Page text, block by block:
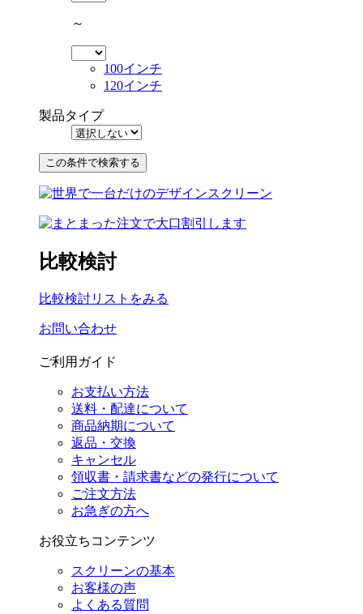
～
100インチ
120インチ
製品タイプ
比較検討
比較検討リストをみる
お問い合わせ
ご利用ガイド
お支払い方法
送料・配達について
商品納期について
返品・交換
キャンセル
領収書・請求書などの発行について
ご注文方法
お急ぎの方へ
お役立ちコンテンツ
スクリーンの基本
お客様の声
よくある質問